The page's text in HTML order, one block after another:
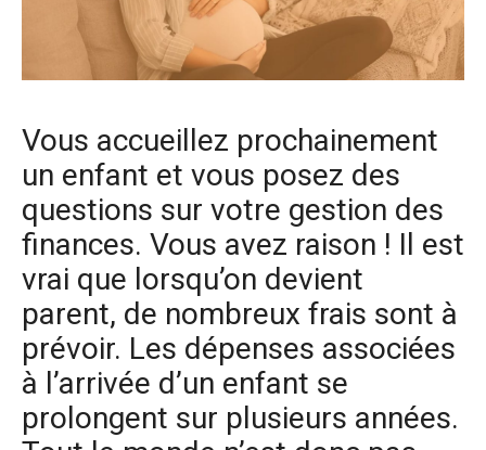
Vous accueillez prochainement
un enfant et vous posez des
questions sur votre gestion des
finances. Vous avez raison ! Il est
vrai que lorsqu’on devient
parent, de nombreux frais sont à
prévoir. Les dépenses associées
à l’arrivée d’un enfant se
prolongent sur plusieurs années.